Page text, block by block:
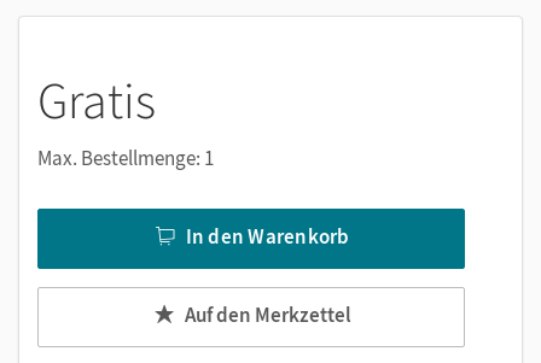
Gratis
Max. Bestellmenge: 1
In den Warenkorb
Auf den Merkzettel